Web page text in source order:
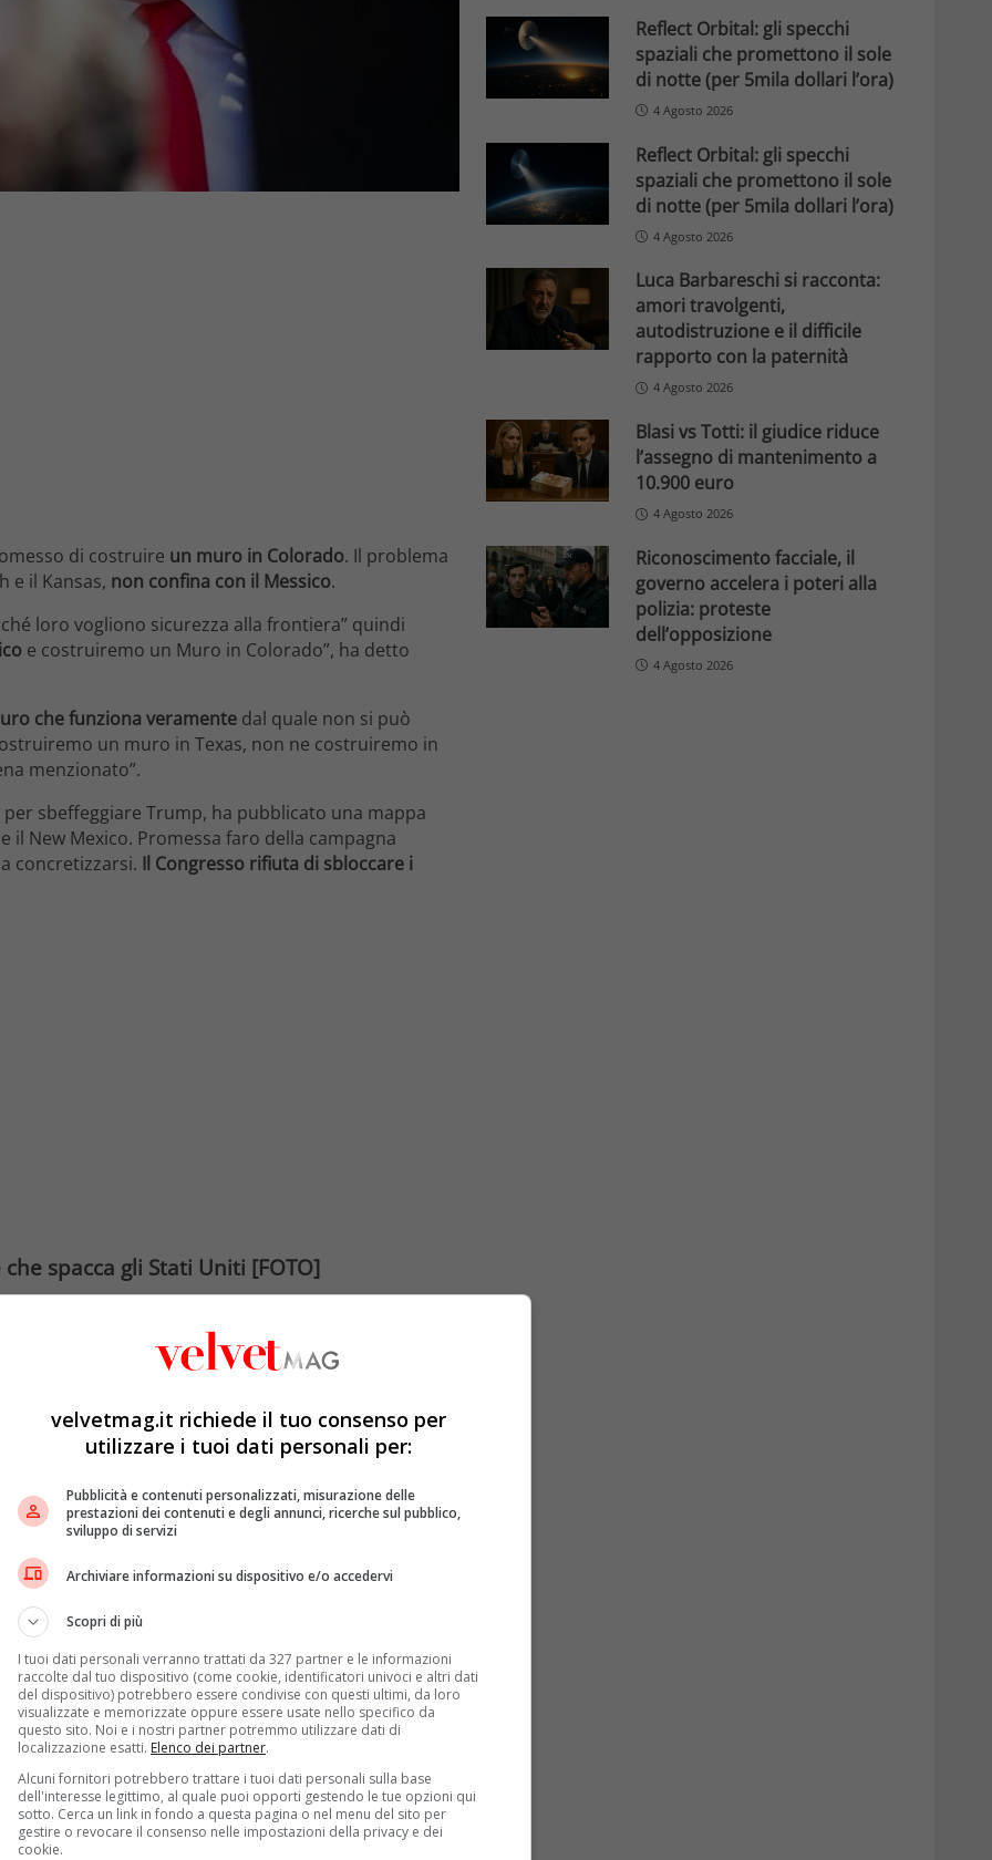
di costruire un muro in Colorado. Il problema
e il Kansas, non confina con il Messico.
loro vogliono sicurezza alla frontiera” quindi
e costruiremo un Muro in Colorado”, ha detto
che funziona veramente dal quale non si può
un muro in Texas, non ne costruiremo in
menzionato”.
per sbeffeggiare Trump, ha pubblicato una mappa
il New Mexico. Promessa faro della campagna
concretizzarsi. Il Congresso rifiuta di sbloccare i
spacca gli Stati Uniti [FOTO]
Donald Trump legato e seviziato, in stile
pubblicità shock negli Stati Uniti. Un produttore di
le metropoli americane, da New York a Washington
legato, imbavagliato e picchiato da atlete
campagna. Un’iniziativa contro la decisione
gli aiuti federali a “Planned Parenthood”,
Nonché alle cliniche in cui si pratica l’interruzione
stato il figlio del presidente, Donald Trump Jr., che
Dhvani rivendica il suo attivismo nel campo dei
datato sabato 19 ottobre, dopo l’esplosione delle
fatto alcune precisazioni.
of this campaign to artistically express the
are metaphorical in nature only. DHVANI does
(Dhvani produce le immagini di questa campagna
molte donne condividano. Tutte le immagini
giustifica e non giustificherà mai alcun tipo di
Reflect Orbital: gli specchi
spaziali che promettono il sole
di notte (per 5mila dollari l’ora)
4 Agosto 2026
Reflect Orbital: gli specchi
spaziali che promettono il sole
di notte (per 5mila dollari l’ora)
4 Agosto 2026
Luca Barbareschi si racconta:
amori travolgenti,
autodistruzione e il difficile
rapporto con la paternità
4 Agosto 2026
Blasi vs Totti: il giudice riduce
l’assegno di mantenimento a
10.900 euro
4 Agosto 2026
Riconoscimento facciale, il
governo accelera i poteri alla
polizia: proteste
dell’opposizione
4 Agosto 2026
velvetmag.it richiede il tuo consenso per
utilizzare i tuoi dati personali per:
Pubblicità e contenuti personalizzati, misurazione delle
prestazioni dei contenuti e degli annunci, ricerche sul pubblico,
sviluppo di servizi
Archiviare informazioni su dispositivo e/o accedervi
Scopri di più
I tuoi dati personali verranno trattati da 327 partner e le informazioni
raccolte dal tuo dispositivo (come cookie, identificatori univoci e altri dati
del dispositivo) potrebbero essere condivise con questi ultimi, da loro
visualizzate e memorizzate oppure essere usate nello specifico da
questo sito. Noi e i nostri partner potremmo utilizzare dati di
localizzazione esatti. Elenco dei partner.
Alcuni fornitori potrebbero trattare i tuoi dati personali sulla base
dell'interesse legittimo, al quale puoi opporti gestendo le tue opzioni qui
sotto. Cerca un link in fondo a questa pagina o nel menu del sito per
gestire o revocare il consenso nelle impostazioni della privacy e dei
cookie.